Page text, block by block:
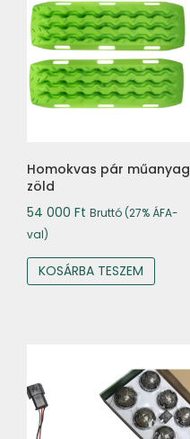
Homokvas pár műanyag
zöld
54 000 Ft Bruttó (27% ÁFA-
val)
KOSÁRBA TESZEM